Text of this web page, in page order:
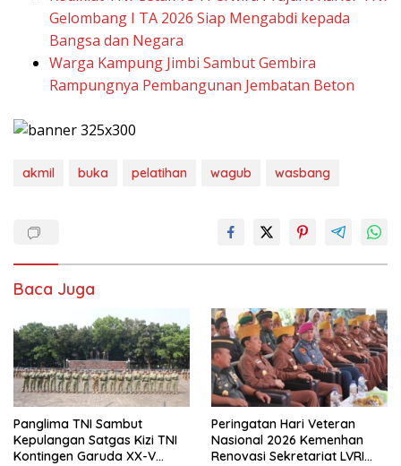
Gelombang I TA 2026 Siap Mengabdi kepada
Bangsa dan Negara
Warga Kampung Jimbi Sambut Gembira
Rampungnya Pembangunan Jembatan Beton
akmil buka pelatihan wagub wasbang
Baca Juga
Panglima TNI Sambut
Kepulangan Satgas Kizi TNI
Kontingen Garuda XX-V
Peringatan Hari Veteran
Nasional 2026 Kemenhan
Renovasi Sekretariat LVRI